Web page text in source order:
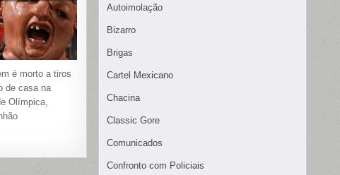
é morto a tiros
de casa na
Olímpica,
Autoimolação
Bizarro
Brigas
Cartel Mexicano
Chacina
Classic Gore
Comunicados
Confronto com Policiais